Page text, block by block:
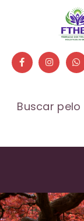
Buscar pelo